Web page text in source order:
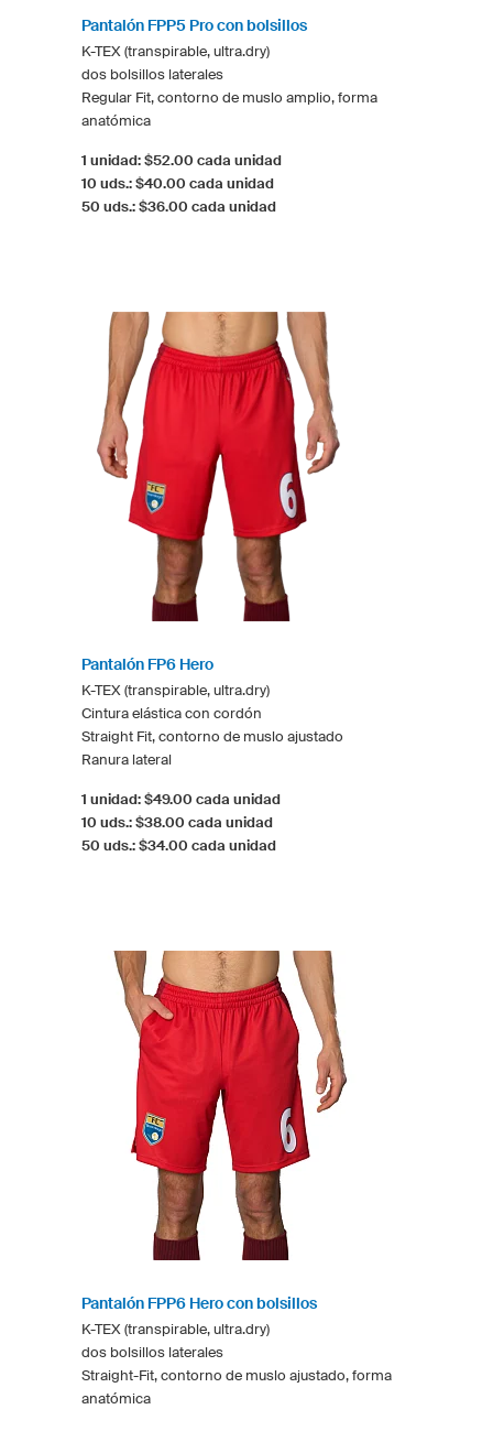
Pantalón FPP5 Pro con bolsillos
K-TEX (transpirable, ultra.dry)
dos bolsillos laterales
Regular Fit, contorno de muslo amplio, forma
anatómica
1 unidad: $52.00 cada unidad
10 uds.: $40.00 cada unidad
50 uds.: $36.00 cada unidad
Pantalón FP6 Hero
K-TEX (transpirable, ultra.dry)
Cintura elástica con cordón
Straight Fit, contorno de muslo ajustado
Ranura lateral
1 unidad: $49.00 cada unidad
10 uds.: $38.00 cada unidad
50 uds.: $34.00 cada unidad
Pantalón FPP6 Hero con bolsillos
K-TEX (transpirable, ultra.dry)
dos bolsillos laterales
Straight-Fit, contorno de muslo ajustado, forma
anatómica